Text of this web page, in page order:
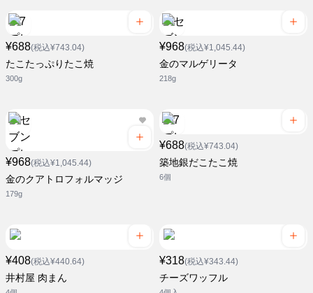
¥688(税込¥743.04)
たこたっぷりたこ焼
300g
¥968(税込¥1,045.44)
金のマルゲリータ
218g
¥968(税込¥1,045.44)
金のクアトロフォルマッジ
179g
¥688(税込¥743.04)
築地銀だこたこ焼
6個
¥408(税込¥440.64)
井村屋 肉まん
¥318(税込¥343.44)
チーズワッフル